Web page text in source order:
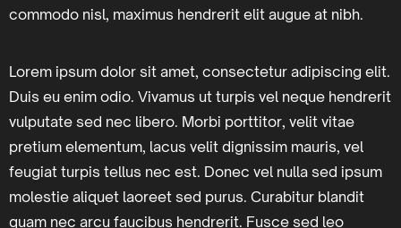
commodo nisl, maximus hendrerit elit augue at nibh.
Lorem ipsum dolor sit amet, consectetur adipiscing elit.
Duis eu enim odio. Vivamus ut turpis vel neque hendrerit
vulputate sed nec libero. Morbi porttitor, velit vitae
pretium elementum, lacus velit dignissim mauris, vel
feugiat turpis tellus nec est. Donec vel nulla sed ipsum
molestie aliquet laoreet sed purus. Curabitur blandit
quam nec arcu faucibus hendrerit. Fusce sed leo